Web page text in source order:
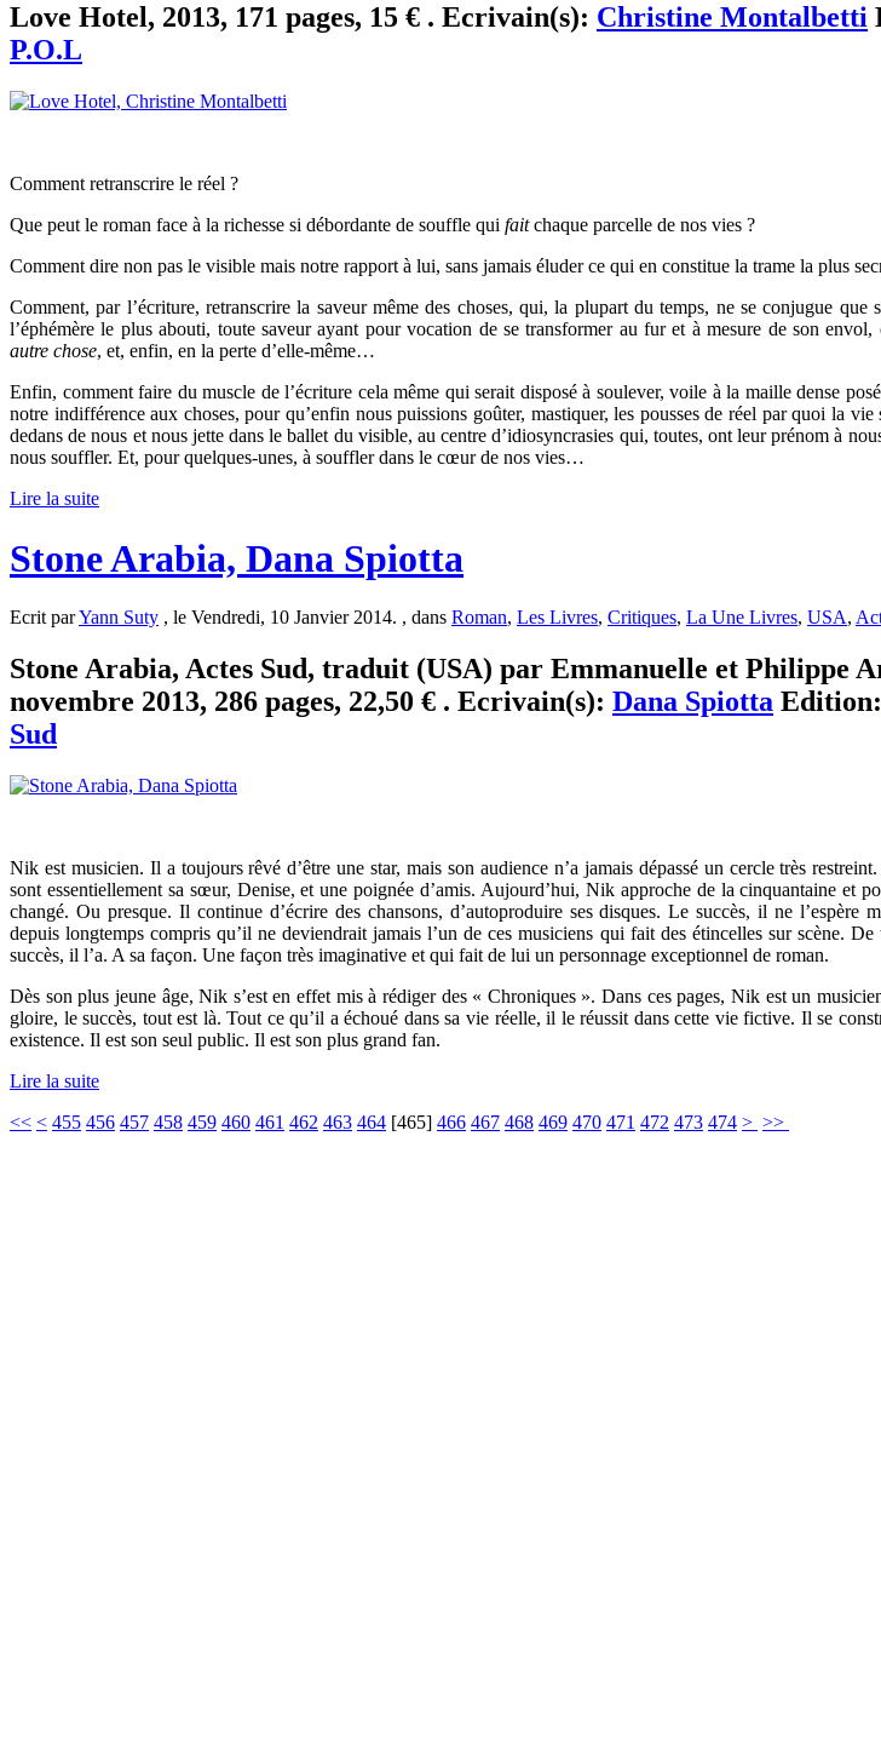
Love Hotel, 2013, 171 pages, 15 € . Ecrivain(s): Christine Montalbetti
P.O.L
Comment retranscrire le réel ?
Que peut le roman face à la richesse si débordante de souffle qui faitchaque parcelle de nos vies ?
Comment dire non pas le visible mais notre rapport à lui, sans jamais éluder ce qui en constitue la trame la plus
Comment, par l’écriture, retranscrire la saveur même des choses, qui, la plupart du temps, ne se conjugue que
l’éphémère le plus abouti, toute saveur ayant pour vocation de se transformer au fur et à mesure de son envol,
autre chose, et, enfin, en la perte d’elle-même…
Enfin, comment faire du muscle de l’écriture cela même qui serait disposé à soulever, voile à la maille dense
notre indifférence aux choses, pour qu’enfin nous puissions goûter, mastiquer, les pousses de réel par quoi la
dedans de nous et nous jette dans le ballet du visible, au centre d’idiosyncrasies qui, toutes, ont leur prénom à
nous souffler. Et, pour quelques-unes, à souffler dans le cœur de nos vies…
Lire la suite
Stone Arabia, Dana Spiotta
Ecrit parYann Suty , le Vendredi, 10 Janvier 2014. , dans Roman, Les Livres, Critiques, La Une Livres, USA,
Stone Arabia, Actes Sud, traduit (USA) par Emmanuelle et Philippe
novembre 2013, 286 pages, 22,50 € . Ecrivain(s): Dana Spiotta Edition:
Sud
Nik est musicien. Il a toujours rêvé d’être une star, mais son audience n’a jamais dépassé un cercle très
sont essentiellement sa sœur, Denise, et une poignée d’amis. Aujourd’hui, Nik approche de la cinquantaine et
changé. Ou presque. Il continue d’écrire des chansons, d’autoproduire ses disques. Le succès, il ne l’espère
depuis longtemps compris qu’il ne deviendrait jamais l’un de ces musiciens qui fait des étincelles sur scène.
succès, il l’a. A sa façon. Une façon très imaginative et qui fait de lui un personnage exceptionnel de roman.
Dès son plus jeune âge, Nik s’est en effet mis à rédiger des « Chroniques ». Dans ces pages, Nik est un
gloire, le succès, tout est là. Tout ce qu’il a échoué dans sa vie réelle, il le réussit dans cette vie fictive. Il se
existence. Il est son seul public. Il est son plus grand fan.
Lire la suite
<< < 455 456 457 458 459 460 461 462 463 464 [465] 466 467 468 469 470 471 472 473 474 > >>